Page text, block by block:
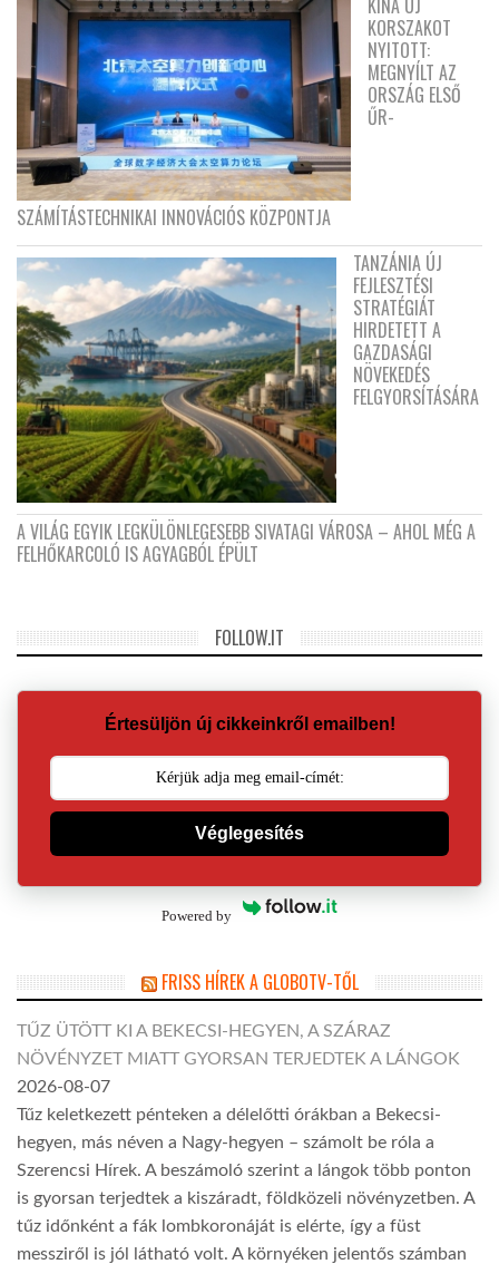
KÍNA ÚJ
KORSZAKOT
NYITOTT:
MEGNYÍLT AZ
ORSZÁG ELSŐ
ŰR-
SZÁMÍTÁSTECHNIKAI INNOVÁCIÓS KÖZPONTJA
TANZÁNIA ÚJ
FEJLESZTÉSI
STRATÉGIÁT
HIRDETETT A
GAZDASÁGI
NÖVEKEDÉS
FELGYORSÍTÁSÁRA
A VILÁG EGYIK LEGKÜLÖNLEGESEBB SIVATAGI VÁROSA – AHOL MÉG A
FELHŐKARCOLÓ IS AGYAGBÓL ÉPÜLT
FOLLOW.IT
Értesüljön új cikkeinkről emailben!
Véglegesítés
Powered by
FRISS HÍREK A GLOBOTV-TŐL
TŰZ ÜTÖTT KI A BEKECSI-HEGYEN, A SZÁRAZ
NÖVÉNYZET MIATT GYORSAN TERJEDTEK A LÁNGOK
2026-08-07
Tűz keletkezett pénteken a délelőtti órákban a Bekecsi-
hegyen, más néven a Nagy-hegyen – számolt be róla a
Szerencsi Hírek. A beszámoló szerint a lángok több ponton
is gyorsan terjedtek a kiszáradt, földközeli növényzetben. A
tűz időnként a fák lombkoronáját is elérte, így a füst
messziről is jól látható volt. A környéken jelentős számban